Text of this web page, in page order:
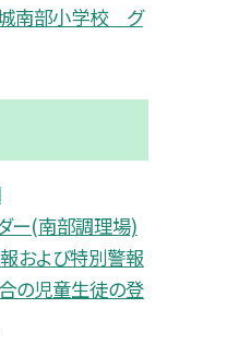
南部小学校 グ
ー(南部調理場)
および特別警報
の児童生徒の登